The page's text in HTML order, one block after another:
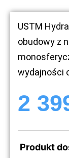
USTM
obudowy z
wydajności
2
Produkt